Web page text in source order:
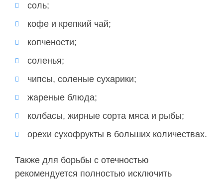
соль;
кофе и крепкий чай;
копчености;
соленья;
чипсы, соленые сухарики;
жареные блюда;
колбасы, жирные сорта мяса и рыбы;
орехи сухофрукты в больших количествах.
Также для борьбы с отечностью
рекомендуется полностью исключить